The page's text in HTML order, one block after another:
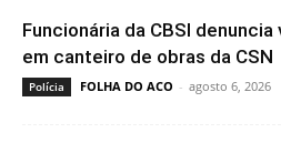
Funcionária da CBSI
em canteiro de obras da CSN
Polícia FOLHA DO ACO - agosto 6, 2026